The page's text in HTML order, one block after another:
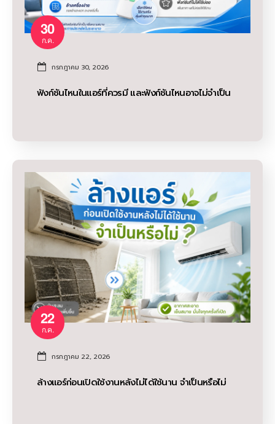
30
ก.ค.
กรกฎาคม 30, 2026
ฟังก์ชันไหนในแอร์ที่ควรมี และฟังก์ชันไหนอาจไม่จำเป็น
22
ก.ค.
กรกฎาคม 22, 2026
ล้างแอร์ก่อนเปิดใช้งานหลังไม่ได้ใช้นาน จำเป็นหรือไม่